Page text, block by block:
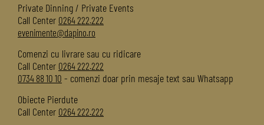
Private Dinning / Private Events
Call Center 0264 222.222
evenimente@dapino.ro
Comenzi cu livrare sau cu ridicare
Call Center 0264 222.222
0734 88 10 10 - comenzi doar prin mesaje text sau Whatsapp
Obiecte Pierdute
Call Center 0264 222.222